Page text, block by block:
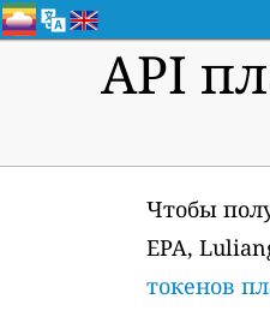
API
Чтобы
EPA,
токенов